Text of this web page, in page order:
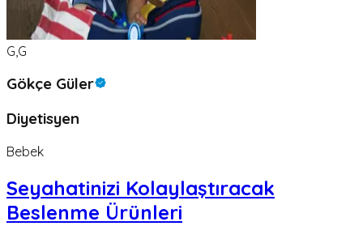
G,G
Gökçe Güler
Diyetisyen
Bebek
Seyahatinizi Kolaylaştıracak
Beslenme Ürünleri